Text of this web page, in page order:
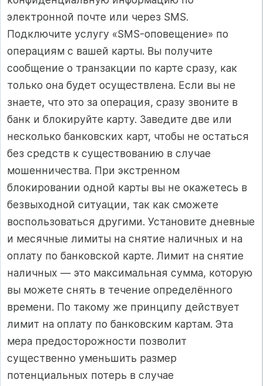
электронной почте или через SMS.
Подключите услугу «SMS-оповещение» по
операциям с вашей карты. Вы получите
сообщение о транзакции по карте сразу, как
только она будет осуществлена. Если вы не
знаете, что это за операция, сразу звоните в
банк и блокируйте карту. Заведите две или
несколько банковских карт, чтобы не остаться
без средств к существованию в случае
мошенничества. При экстренном
блокировании одной карты вы не окажетесь в
безвыходной ситуации, так как сможете
воспользоваться другими. Установите дневные
и месячные лимиты на снятие наличных и на
оплату по банковской карте. Лимит на снятие
наличных — это максимальная сумма, которую
вы можете снять в течение определённого
времени. По такому же принципу действует
лимит на оплату по банковским картам. Эта
мера предосторожности позволит
существенно уменьшить размер
потенциальных потерь в случае